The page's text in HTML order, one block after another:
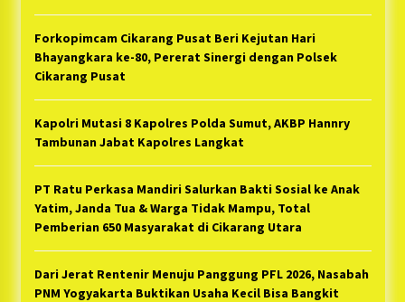
Forkopimcam Cikarang Pusat Beri Kejutan Hari
Bhayangkara ke-80, Pererat Sinergi dengan Polsek
Cikarang Pusat
Kapolri Mutasi 8 Kapolres Polda Sumut, AKBP Hannry
Tambunan Jabat Kapolres Langkat
PT Ratu Perkasa Mandiri Salurkan Bakti Sosial ke Anak
Yatim, Janda Tua & Warga Tidak Mampu, Total
Pemberian 650 Masyarakat di Cikarang Utara
Dari Jerat Rentenir Menuju Panggung PFL 2026, Nasabah
PNM Yogyakarta Buktikan Usaha Kecil Bisa Bangkit